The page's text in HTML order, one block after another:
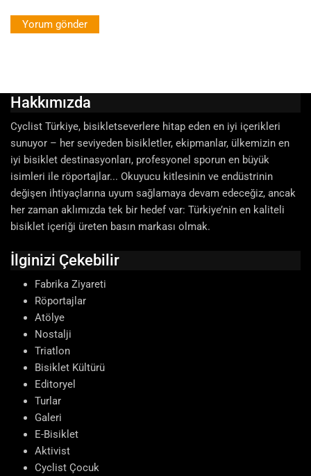
Hakkımızda
Cyclist Türkiye, bisikletseverlere hitap eden en iyi içerikleri
sunuyor – her seviyeden bisikletler, ekipmanlar, ülkemizin en
iyi bisiklet destinasyonları, profesyonel sporun en büyük
isimleri ile röportajlar... Okuyucu kitlesinin ve endüstrinin
değişen ihtiyaçlarına uyum sağlamaya devam edeceğiz, ancak
her zaman aklımızda tek bir hedef var: Türkiye’nin en kaliteli
bisiklet içeriği üreten basın markası olmak.
İlginizi Çekebilir
Fabrika Ziyareti
Röportajlar
Atölye
Nostalji
Triatlon
Bisiklet Kültürü
Editoryel
Turlar
Galeri
E-Bisiklet
Aktivist
Cyclist Çocuk